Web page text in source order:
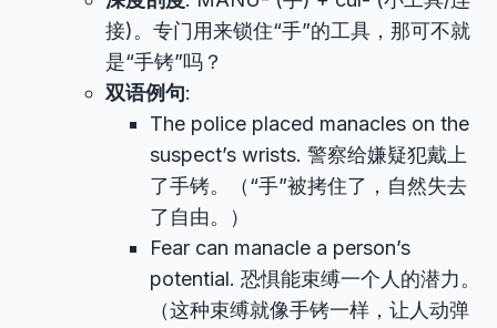
接)。专门用来锁住“手”的工具，那可不就
是“手铐”吗？
双语例句:
The police placed manacles on the
suspect’s wrists. 警察给嫌疑犯戴上
了手铐。（“手”被拷住了，自然失去
了自由。）
Fear can manacle a person’s
potential. 恐惧能束缚一个人的潜力。
（这种束缚就像手铐一样，让人动弹